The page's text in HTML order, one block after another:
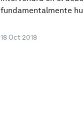
fundamentalmente
18 Oct 2018